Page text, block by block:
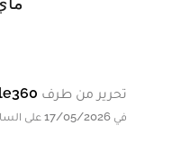
تحرير من طرف le360 سبور
في 17/05/2026 على الساعة 21:00